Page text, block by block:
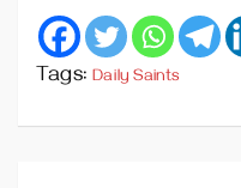
Tags: Daily Saints